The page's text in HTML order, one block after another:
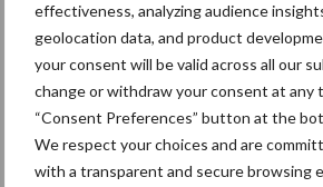
effectiveness, analyzing audience
geolocation data, and product
your consent will be valid across all our
change or withdraw your consent at any
“Consent Preferences” button at the
We respect your choices and are
with a transparent and secure browsing
Footer Onze brandpartners